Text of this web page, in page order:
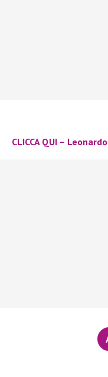
CLICCA QUI –